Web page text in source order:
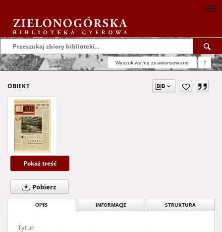
Wyszukiwanie zaawansowane ?
OBIEKT
Pokaż treść
Pobierz
OPIS INFORMACJE STRUKTURA
Tytuł: